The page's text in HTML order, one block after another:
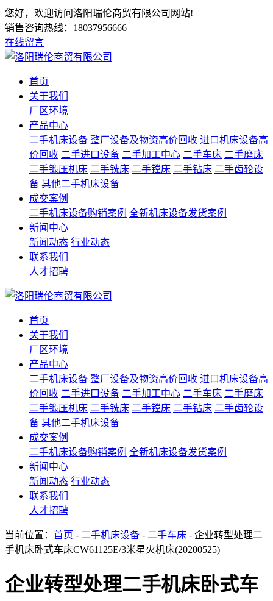
您好，欢迎访问洛阳瑞伦商贸有限公司网站!
销售咨询热线： 18037956666
在线留言
首页
关于我们
厂区环境
产品中心
二手机床设备 整厂设备及物资高价回收 进口机床设备高
价回收 二手进口设备 二手加工中心 二手车床 二手磨床
二手锻压机床 二手铣床 二手镗床 二手钻床 二手齿轮设
备 其他二手机床设备
成交案例
二手机床设备购销案例 全新机床设备发货案例
新闻中心
新闻动态 行业动态
联系我们
人才招聘
首页
关于我们
厂区环境
产品中心
二手机床设备 整厂设备及物资高价回收 进口机床设备高
价回收 二手进口设备 二手加工中心 二手车床 二手磨床
二手锻压机床 二手铣床 二手镗床 二手钻床 二手齿轮设
备 其他二手机床设备
成交案例
二手机床设备购销案例 全新机床设备发货案例
新闻中心
新闻动态 行业动态
联系我们
人才招聘
当前位置： 首页 - 二手机床设备 - 二手车床 - 企业转型处理二
手机床卧式车床CW61125E/3米星火机床(20200525)
企业转型处理二手机床卧式车